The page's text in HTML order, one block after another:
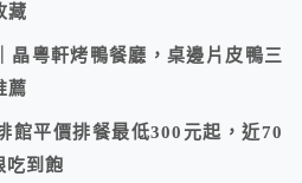
藏
晶粵軒烤鴨餐廳，桌邊片皮鴨三
薦
館平價排餐最低300元起，近70
吃到飽